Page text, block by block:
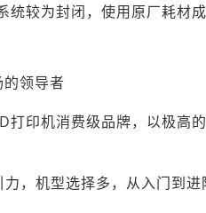
统较为封闭，使用原厂耗材
领导者
打印机消费级品牌，以极高
，机型选择多，从入门到进